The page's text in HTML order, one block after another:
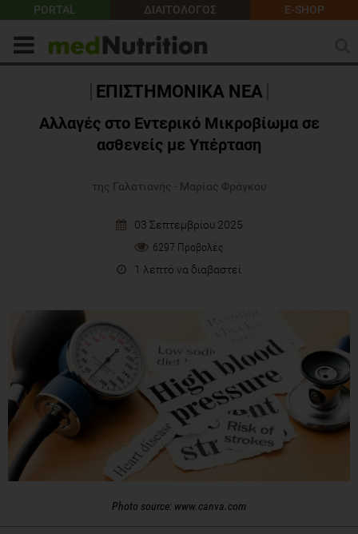
PORTAL ΔΙΑΙΤΟΛΟΓΟΣ E-SHOP
ΕΠΙΣΤΗΜΟΝΙΚΑ ΝΕΑ
Αλλαγές στο Εντερικό Μικροβίωμα σε
ασθενείς με Υπέρταση
της Γαλατιανής - Μαρίας Φράγκου
03 Σεπτεμβρίου 2025
6297 Προβολές
1 λεπτό να διαβαστεί
Photo source: www.canva.com